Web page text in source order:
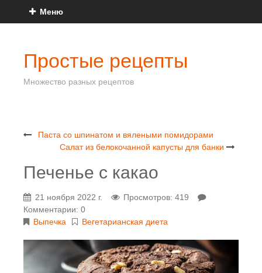
Меню
Простые рецепты
Множество разных рецептов
Паста со шпинатом и вялеными помидорами
Салат из белокочанной капусты для банки
Печенье с какао
21 ноября 2022 г.
Просмотров: 419
Комментарии: 0
Выпечка
Вегетарианская диета